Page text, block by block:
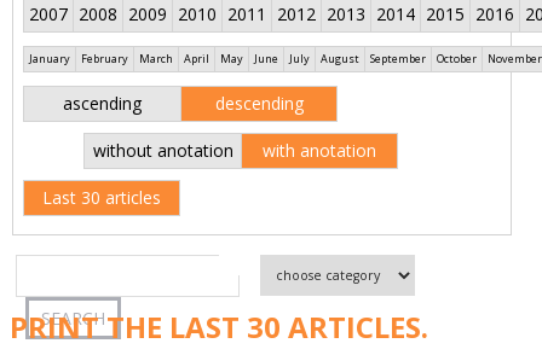
2007 2008 2009 2010 2011 2012 2013 2014 2015 2016
January February March April May June July August September October November
ascending descending
without anotation with anotation
Last 30 articles
PRINT THE LAST 30 ARTICLES.